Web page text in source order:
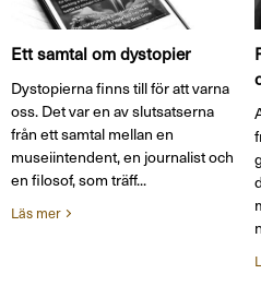
Ett samtal om dystopier
Dystopierna finns till för att varna
oss. Det var en av slutsatserna
från ett samtal mellan en
museiintendent, en journalist och
en filosof, som träff...
Läs mer